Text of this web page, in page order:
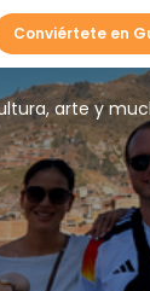
Conviértete en
arte y